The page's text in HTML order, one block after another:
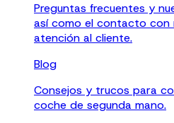
Preguntas frecuentes y
así como el contacto con
atención al cliente.
Blog
Consejos y trucos para
coche de segunda mano.